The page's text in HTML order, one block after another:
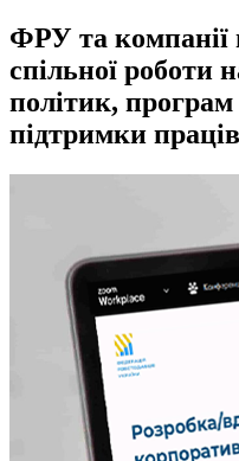
ФРУ та компанії
спільної роботи
політик, програм
підтримки